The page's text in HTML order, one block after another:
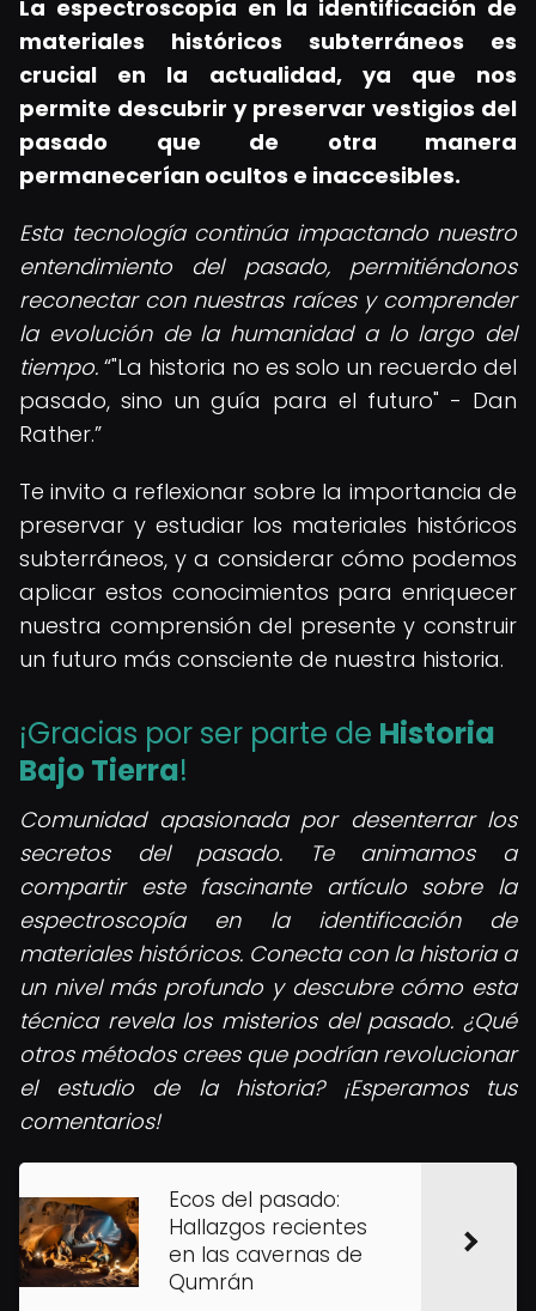
La espectroscopía en la identificación de
materiales históricos subterráneos es
crucial en la actualidad, ya que nos
permite descubrir y preservar vestigios del
pasado que de otra manera
permanecerían ocultos e inaccesibles.
Esta tecnología continúa impactando nuestro
entendimiento del pasado, permitiéndonos
reconectar con nuestras raíces y comprender
la evolución de la humanidad a lo largo del
tiempo. "La historia no es solo un recuerdo del
pasado, sino un guía para el futuro" - Dan
Rather.
Te invito a reflexionar sobre la importancia de
preservar y estudiar los materiales históricos
subterráneos, y a considerar cómo podemos
aplicar estos conocimientos para enriquecer
nuestra comprensión del presente y construir
un futuro más consciente de nuestra historia.
¡Gracias por ser parte de Historia
Bajo Tierra!
Comunidad apasionada por desenterrar los
secretos del pasado. Te animamos a
compartir este fascinante artículo sobre la
espectroscopía en la identificación de
materiales históricos. Conecta con la historia a
un nivel más profundo y descubre cómo esta
técnica revela los misterios del pasado. ¿Qué
otros métodos crees que podrían revolucionar
el estudio de la historia? ¡Esperamos tus
comentarios!
Ecos del pasado:
Hallazgos recientes
en las cavernas de
Qumrán